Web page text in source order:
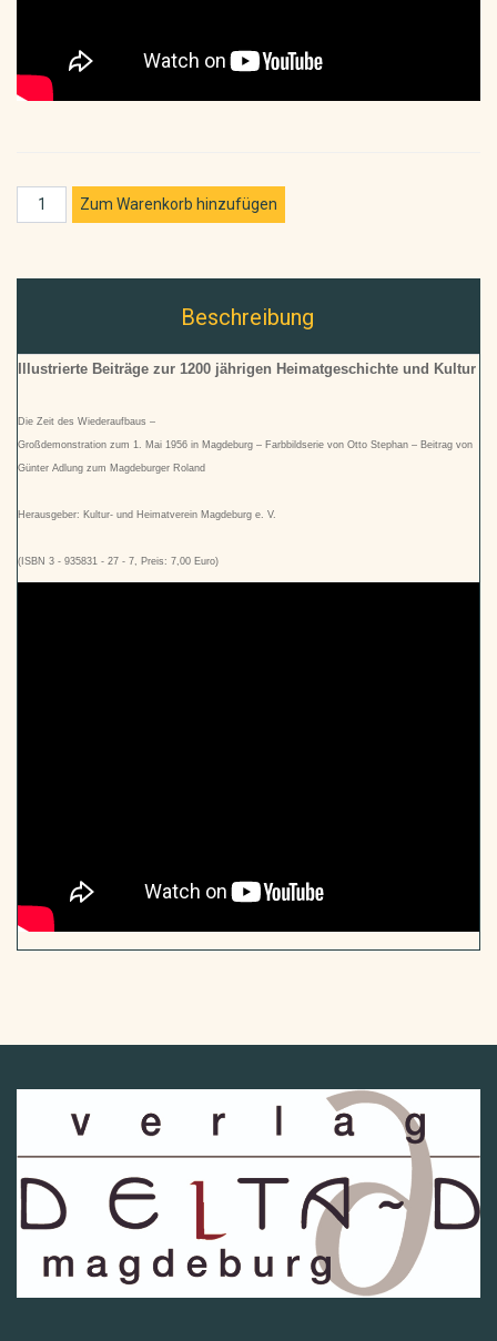
Beschreibung
Illustrierte Beiträge zur 1200 jährigen Heimatgeschichte und Kultur
Die Zeit des Wiederaufbaus –
Großdemonstration zum 1. Mai 1956 in Magdeburg – Farbbildserie von Otto Stephan – Beitrag von
Günter Adlung zum Magdeburger Roland
Herausgeber: Kultur- und Heimatverein Magdeburg e. V.
(ISBN 3 - 935831 - 27 - 7, Preis: 7,00 Euro)